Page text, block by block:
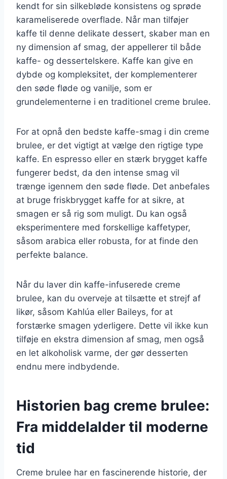
kendt for sin silkebløde konsistens og sprøde
karameliserede overflade. Når man tilføjer
kaffe til denne delikate dessert, skaber man en
ny dimension af smag, der appellerer til både
kaffe- og dessertelskere. Kaffe kan give en
dybde og kompleksitet, der komplementerer
den søde fløde og vanilje, som er
grundelementerne i en traditionel creme brulee.
For at opnå den bedste kaffe-smag i din creme
brulee, er det vigtigt at vælge den rigtige type
kaffe. En espresso eller en stærk brygget kaffe
fungerer bedst, da den intense smag vil
trænge igennem den søde fløde. Det anbefales
at bruge friskbrygget kaffe for at sikre, at
smagen er så rig som muligt. Du kan også
eksperimentere med forskellige kaffetyper,
såsom arabica eller robusta, for at finde den
perfekte balance.
Når du laver din kaffe-infuserede creme
brulee, kan du overveje at tilsætte et strejf af
likør, såsom Kahlúa eller Baileys, for at
forstærke smagen yderligere. Dette vil ikke kun
tilføje en ekstra dimension af smag, men også
en let alkoholisk varme, der gør desserten
endnu mere indbydende.
Historien bag creme brulee:
Fra middelalder til moderne
tid
Creme brulee har en fascinerende historie, der